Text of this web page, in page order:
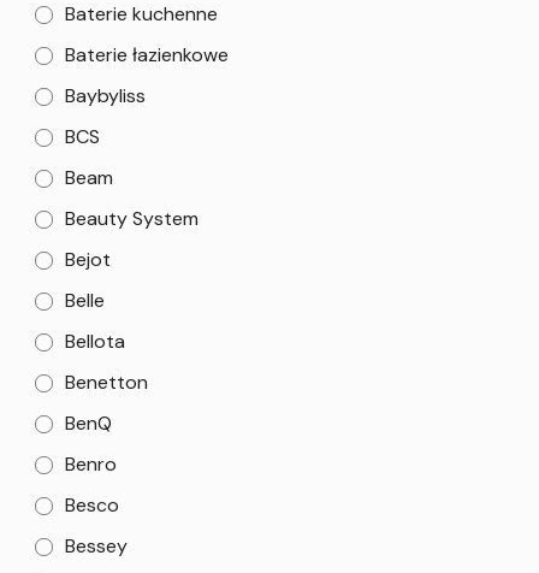
Baterie kuchenne
Baterie łazienkowe
Baybyliss
BCS
Beam
Beauty System
Bejot
Belle
Bellota
Benetton
BenQ
Benro
Besco
Bessey